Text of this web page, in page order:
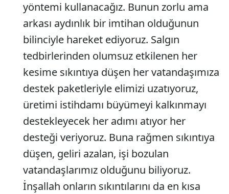
yöntemi kullanacağız. Bunun zorlu ama
arkası aydınlık bir imtihan olduğunun
bilinciyle hareket ediyoruz. Salgın
tedbirlerinden olumsuz etkilenen her
kesime sıkıntıya düşen her vatandaşımıza
destek paketleriyle elimizi uzatıyoruz,
üretimi istihdamı büyümeyi kalkınmayı
destekleyecek her adımı atıyor her
desteği veriyoruz. Buna rağmen sıkıntıya
düşen, geliri azalan, işi bozulan
vatandaşlarımız olduğunu biliyoruz.
İnşallah onların sıkıntılarını da en kısa